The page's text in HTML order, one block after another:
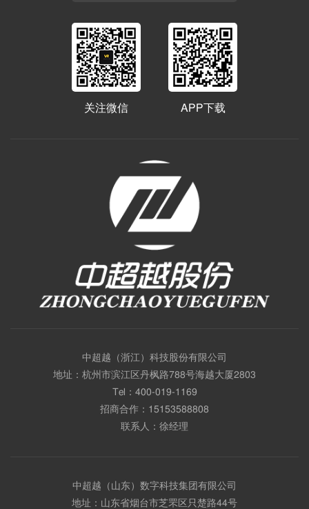
关注微信 APP下载
中超越（浙江）科技股份有限公司
地址：杭州市滨江区丹枫路788号海越大厦2803
Tel： 400-019-1169
招商合作： 15153588808
联系人：徐经理
中超越（山东）数字科技集团有限公司
地址：山东省烟台市芝罘区只楚路44号